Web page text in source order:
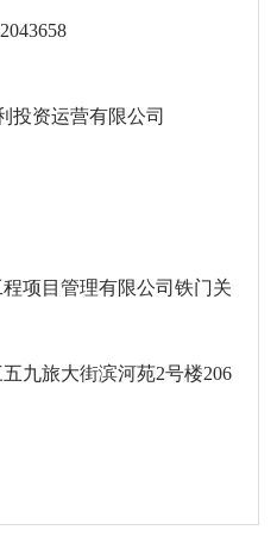
投资运营有限公司
项目管理有限公司铁门关
九旅大街滨河苑2号楼206